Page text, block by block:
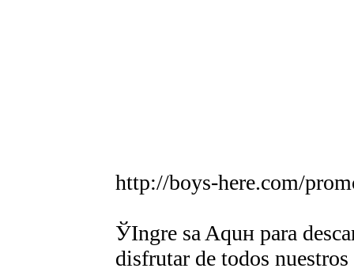
http://boys-here.com/
ЎIngre sa Aquн para
disfrutar de todos